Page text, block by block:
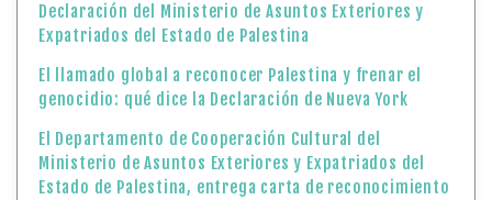
Declaración del Ministerio de Asuntos Exteriores y
Expatriados del Estado de Palestina
El llamado global a reconocer Palestina y frenar el
genocidio: qué dice la Declaración de Nueva York
El Departamento de Cooperación Cultural del
Ministerio de Asuntos Exteriores y Expatriados del
Estado de Palestina, entrega carta de reconocimiento